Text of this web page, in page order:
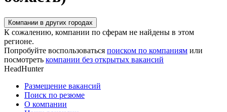
Компании в других городах
К сожалению, компании по сферам не найдены в этом
регионе.
Попробуйте воспользоваться поиском по компаниям или
посмотреть компании без открытых вакансий
HeadHunter
Размещение вакансий
Поиск по резюме
О компании